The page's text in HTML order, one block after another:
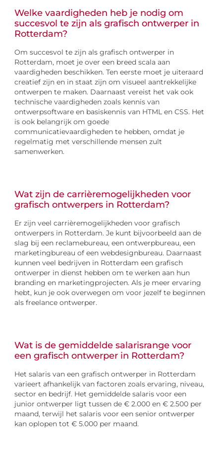
Welke vaardigheden heb je nodig om
succesvol te zijn als grafisch ontwerper in
Rotterdam?
Om succesvol te zijn als grafisch ontwerper in
Rotterdam, moet je over een breed scala aan
vaardigheden beschikken. Ten eerste moet je uiteraard
creatief zijn en in staat zijn om visueel aantrekkelijke
ontwerpen te maken. Daarnaast vereist het vak ook
technische vaardigheden zoals kennis van
ontwerpsoftware en basiskennis van HTML en CSS. Het
is ook belangrijk om goede
communicatievaardigheden te hebben, omdat je
regelmatig met verschillende mensen zult
samenwerken.
Wat zijn de carrièremogelijkheden voor
grafisch ontwerpers in Rotterdam?
Er zijn veel carrièremogelijkheden voor grafisch
ontwerpers in Rotterdam. Je kunt bijvoorbeeld aan de
slag bij een reclamebureau, een ontwerpbureau, een
marketingbureau of een webdesignbureau. Daarnaast
kunnen veel bedrijven in Rotterdam een grafisch
ontwerper in dienst hebben om te werken aan hun
branding en marketingprojecten. Als je meer ervaring
hebt, kun je ook overwegen om voor jezelf te beginnen
als freelance ontwerper.
Wat is de gemiddelde salarisrange voor
een grafisch ontwerper in Rotterdam?
Het salaris van een grafisch ontwerper in Rotterdam
varieert afhankelijk van factoren zoals ervaring, niveau,
sector en bedrijf. Het gemiddelde salaris voor een
junior ontwerper ligt tussen de € 2.000 en € 2.500 per
maand, terwijl het salaris voor een senior ontwerper
kan oplopen tot € 5.000 per maand.